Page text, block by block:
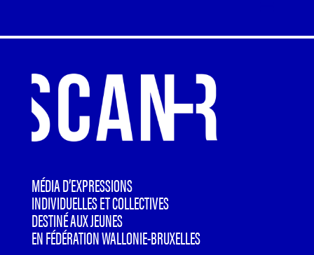
MÉDIA D’EXPRESSIONS
INDIVIDUELLES ET COLLECTIVES
DESTINÉ AUX JEUNES
EN FÉDÉRATION WALLONIE-BRUXELLES